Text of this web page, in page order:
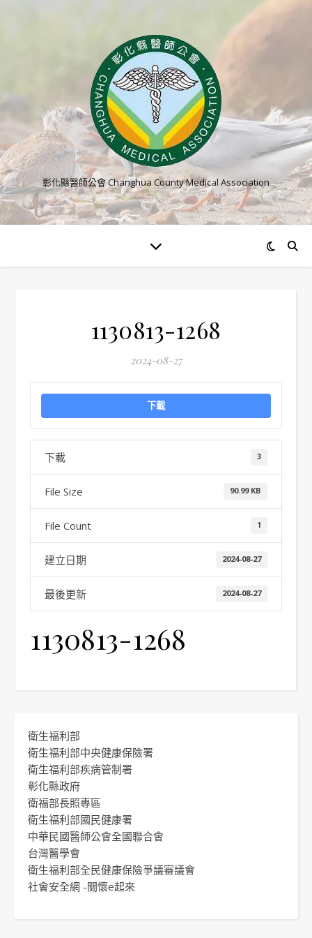
彰化縣醫師公會 Changhua County Medical Association
1130813-1268
2024-08-27
下載
下載 3
File Size 90.99 KB
File Count 1
建立日期 2024-08-27
最後更新 2024-08-27
1130813-1268
衛生福利部
衛生福利部中央健康保險署
衛生福利部疾病管制署
彰化縣政府
衛福部長照專區
衛生福利部國民健康署
中華民國醫師公會全國聯合會
台灣醫學會
衛生福利部全民健康保險爭議審議會
社會安全網 -關懷e起來